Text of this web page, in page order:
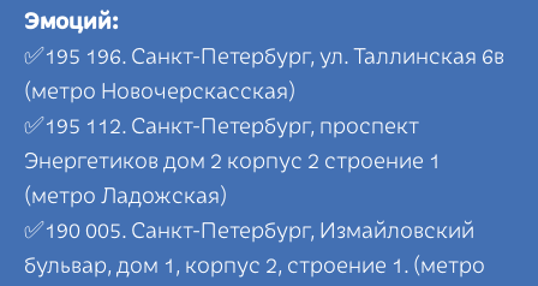
Эмоций:
✅195 196. Санкт-Петербург, ул. Таллинская 6в
(метро Новочерскасская)
✅195 112. Санкт-Петербург, проспект
Энергетиков дом 2 корпус 2 строение 1
(метро Ладожская)
✅190 005. Санкт-Петербург, Измайловский
бульвар, дом 1, корпус 2, строение 1. (метро